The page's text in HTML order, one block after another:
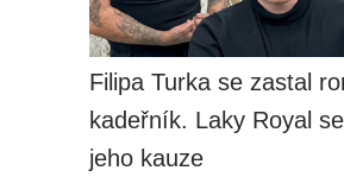
Filipa Turka se zastal
kadeřník. Laky Royal
jeho kauze